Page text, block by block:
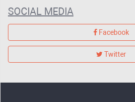
SOCIAL MEDIA
Facebook
Twitter